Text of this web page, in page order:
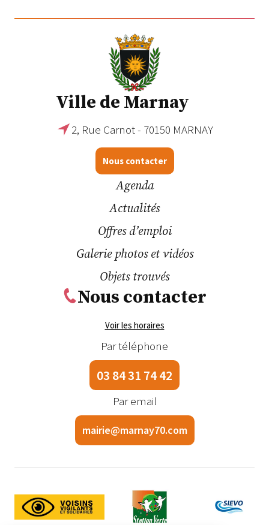
Ville de Marnay
2, Rue Carnot - 70150 MARNAY
Nous contacter
Agenda
Actualités
Offres d’emploi
Galerie photos et vidéos
Objets trouvés
Nous contacter
Voir les horaires
Par téléphone
03 84 31 74 42
Par email
mairie@marnay70.com